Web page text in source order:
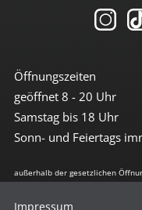
Öffnungszeiten
geöffnet 8 - 20 Uhr
Samstag bis 18 Uhr
Sonn- und Feiertags
außerhalb der gesetzlichen
Impressum